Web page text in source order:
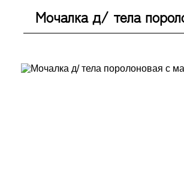
Мочалка д/ тела